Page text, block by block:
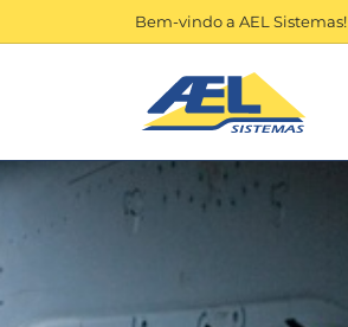
Bem-vindo a AEL Sistemas!